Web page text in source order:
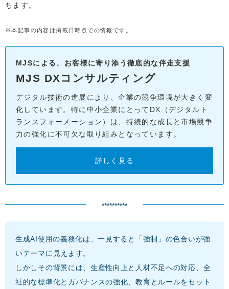
ちます。
※本記事の内容は掲載日時点での情報です。
MJSによる、お客様に寄り添う徹底的な伴走支援
MJS DXコンサルティング
デジタル技術の進展により、企業の競争環境が大きく変
化しています。特に中小企業にとってDX（デジタルト
ランスフォーメーション）は、持続的な成長と市場競争
力の強化に不可欠な取り組みとなっています。
詳しく見る
**********
生成AI使用の義務化は、一見すると「強制」の色合いが強
いテーマに見えます。
しかしその背景には、生産性向上と人材不足への対応、全
社的な標準化とガバナンスの強化、教育とルールをセット